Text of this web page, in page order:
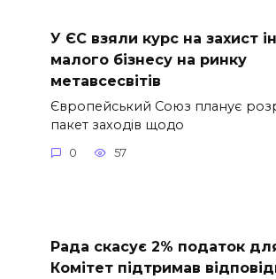
У ЄС взяли курс на захист
малого бізнесу на ринку
метавсесвітів
Європейський Союз планує
пакет заходів щодо
0 57
Рада скасує 2% податок
Комітет підтримав